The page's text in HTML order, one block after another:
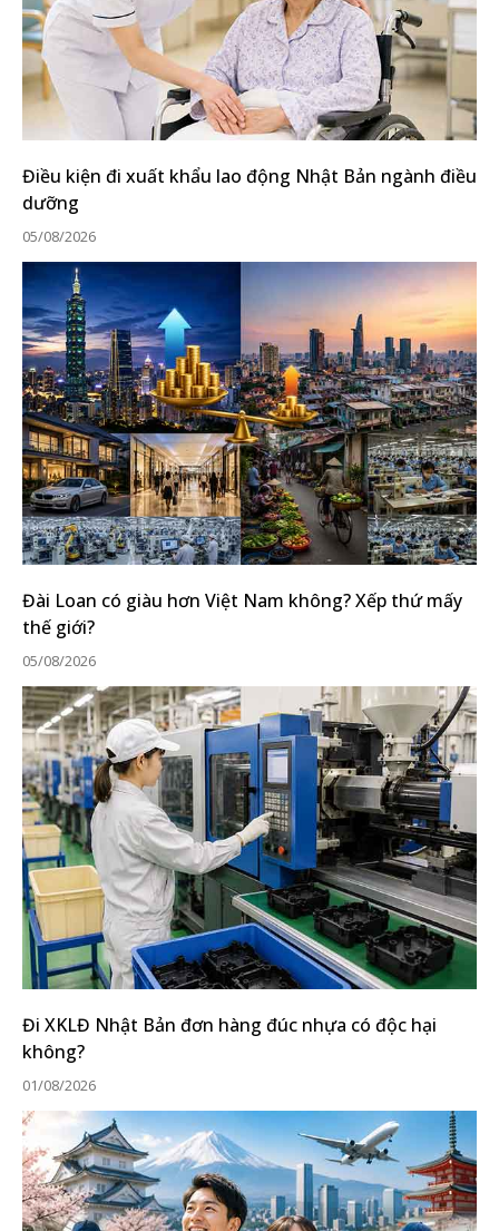
Điều kiện đi xuất khẩu lao động Nhật Bản ngành điều
dưỡng
05/08/2026
Đài Loan có giàu hơn Việt Nam không? Xếp thứ mấy
thế giới?
05/08/2026
Đi XKLĐ Nhật Bản đơn hàng đúc nhựa có độc hại
không?
01/08/2026